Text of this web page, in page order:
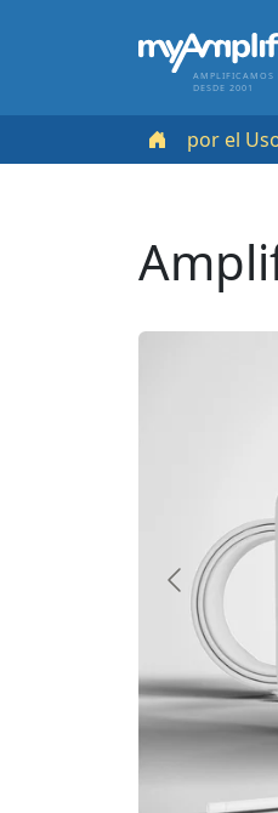
AMPLIFICAMOS
DESDE 2001
por el